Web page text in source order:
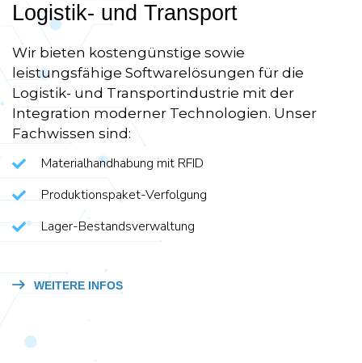
Logistik- und Transport
Wir bieten kostengünstige sowie
leistungsfähige Softwarelösungen für die
Logistik- und Transportindustrie mit der
Integration moderner Technologien. Unser
Fachwissen sind:
Materialhandhabung mit RFID
Produktionspaket-Verfolgung
Lager-Bestandsverwaltung
WEITERE INFOS